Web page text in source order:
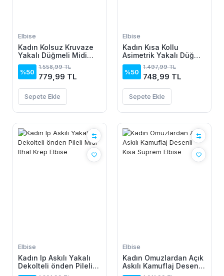
Elbise
Kadın Kolsuz Kruvaze
Yakalı Düğmeli Midi
Keten Elbise
%50
1.558,99 TL
779,99 TL
Sepete Ekle
Elbise
Kadın Kısa Kollu
Asimetrik Yakalı Düğme
Detaylı Midi Viskon
Elbise
%50
1.497,99 TL
748,99 TL
Sepete Ekle
Elbise
Kadın Ip Askılı Yakalı
Dekolteli önden Pileli
Midi Ithal Krep Elbise
Elbise
Kadın Omuzlardan Açık
Askılı Kamuflaj Desenli
Kısa Süprem Elbise